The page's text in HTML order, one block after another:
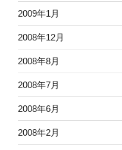
2009年1月
2008年12月
2008年8月
2008年7月
2008年6月
2008年2月